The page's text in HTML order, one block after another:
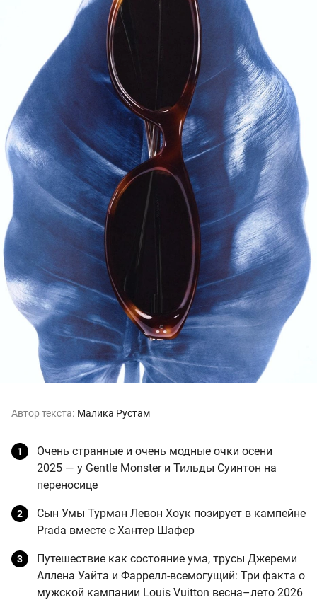
Автор текста: Малика Рустам
Очень странные и очень модные очки осени
2025 — у Gentle Monster и Тильды Суинтон на
переносице
Сын Умы Турман Левон Хоук позирует в кампейне
Prada вместе с Хантер Шафер
Путешествие как состояние ума, трусы Джереми
Аллена Уайта и Фаррелл-всемогущий: Три факта о
мужской кампании Louis Vuitton весна–лето 2026